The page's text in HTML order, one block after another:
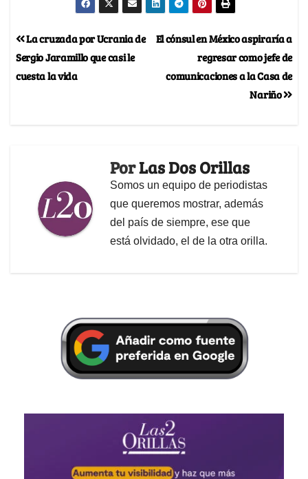
El cónsul en México aspiraría a
regresar como jefe de
comunicaciones a la Casa de
Nariño
La cruzada por Ucrania de
Sergio Jaramillo que casi le
cuesta la vida
PorLas Dos Orillas
Somos un equipo de periodistas
que queremos mostrar, además
del país de siempre, ese que
está olvidado, el de la otra orilla.